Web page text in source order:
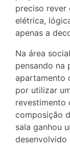
preciso rever
elétrica,
apenas a
Na área
pensando na
apartamento
por utilizar
revestimento
composição
sala ganhou
desenvolvido